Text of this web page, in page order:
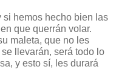
si hemos hecho bien las
que querrán volar.
maleta, que no les
llevarán, será todo lo
y esto sí, les durará